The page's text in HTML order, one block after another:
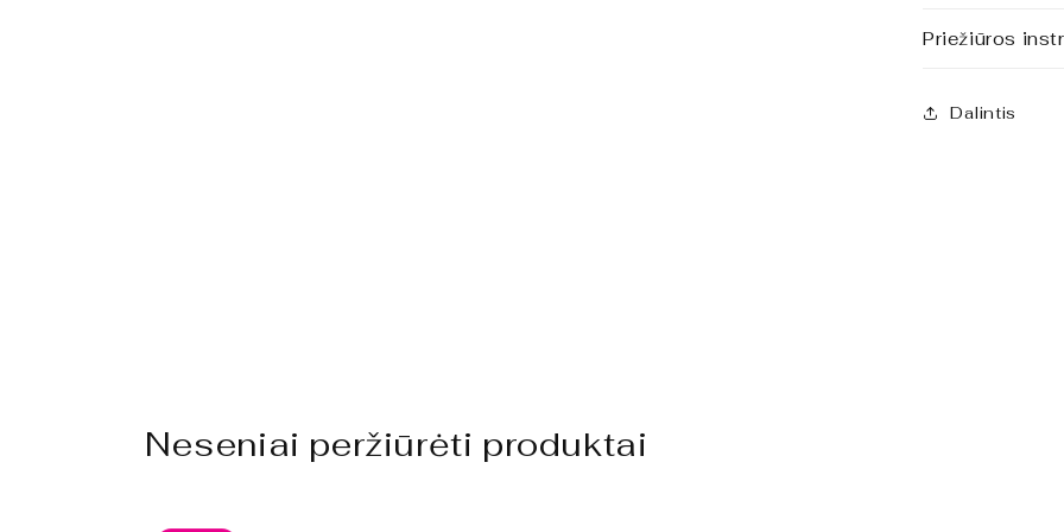
Priežiūros
Dalintis
Neseniai peržiūrėti produktai